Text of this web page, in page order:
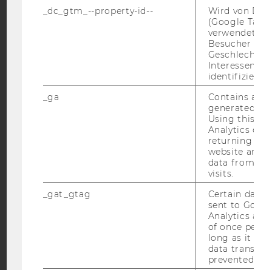
Facebook Instagram Blog
Bluesky
BARRIEREFREIHEITSERKLÄRUNG WEBSEITE
DATENSCHUTZERKLÄRUNG SOCIAL MEDIA
DATENSCHUTZERKLÄRUNG
STUDIENBEWERBER*INNEN UND STUDIERENDE
Barrierefreiheitserklärung
_dc_gtm_--property-id--
Wird von
(Google Tag
verwendet,
Besucher
Geschlecht
Interessen zu
identifizieren.
_ga
Contains a
generated
Using this
Analytics can
returning
website and
data from
visits.
_gat_gtag
Certain data
sent to
Analytics a
of once per
long as it is
data
prevented.